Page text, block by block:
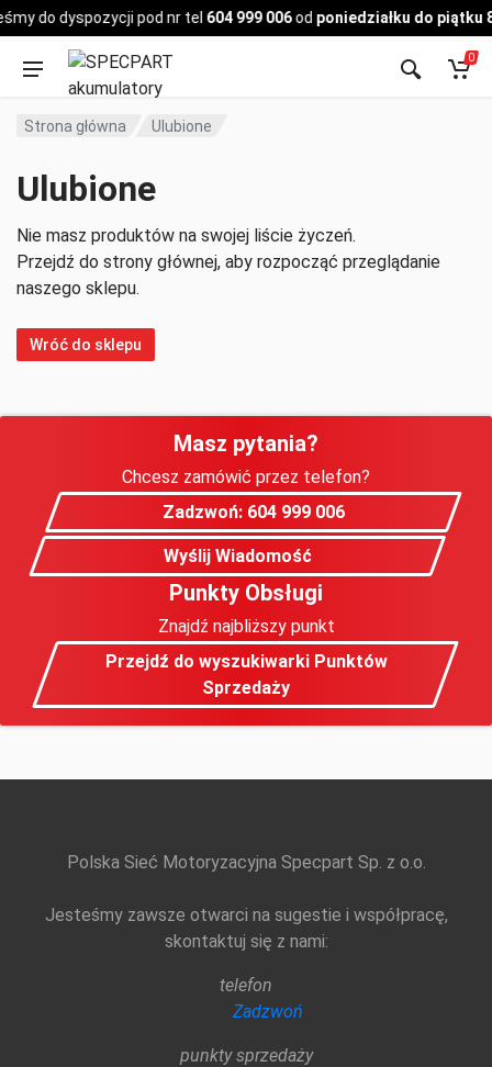
do dyspozycji pod nr tel 604 999 006od poniedziałku do piątku
Pojazd
0
Strona główna Ulubione
Ulubione
Nie masz produktów na swojej liście życzeń.
Przejdź do strony głównej, aby rozpocząć przeglądanie
naszego sklepu.
Wróć do sklepu
Masz pytania?
Chcesz zamówić przez telefon?
Zadzwoń: 604 999 006
Wyślij Wiadomość
Punkty Obsługi
Znajdź najbliższy punkt
Przejdź do wyszukiwarki Punktów
Sprzedaży
Polska Sieć Motoryzacyjna Specpart Sp. z o.o.
Jesteśmy zawsze otwarci na sugestie i współpracę,
skontaktuj się z nami:
telefon
Zadzwoń
punkty sprzedaży